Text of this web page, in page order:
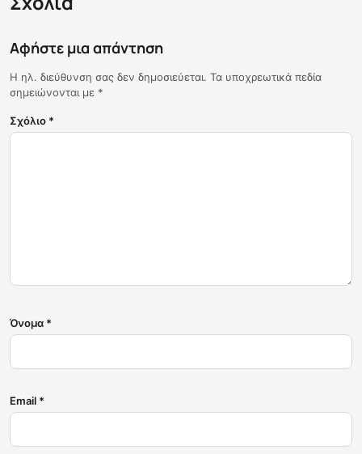
Αφήστε μια απάντηση
Η ηλ. διεύθυνση σας δεν δημοσιεύεται. Τα υποχρεωτικά πεδία
σημειώνονται με *
Σχόλιο *
Όνομα *
Email *